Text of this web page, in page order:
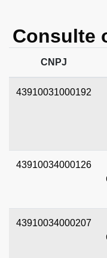
Consulte
CNPJ
43910031000192
43910034000126
43910034000207